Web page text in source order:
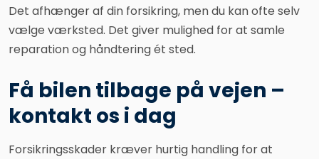
Det afhænger af din forsikring, men du kan ofte selv
vælge værksted. Det giver mulighed for at samle
reparation og håndtering ét sted.
Få bilen tilbage på vejen –
kontakt os i dag
Forsikringsskader kræver hurtig handling for at